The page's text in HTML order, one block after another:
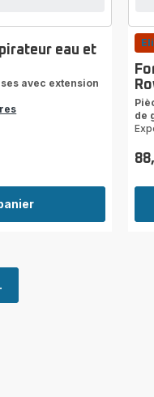
eau et
avec extension
de
Prix